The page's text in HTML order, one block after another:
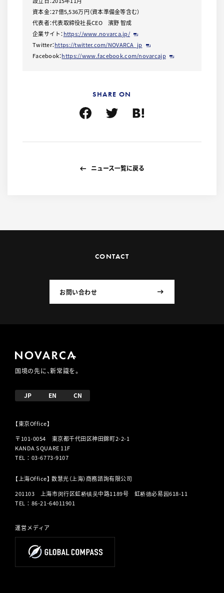
SHARE ON
資本金：27億5,536万円（資本準備金等含む）
代表者：代表取締役社長CEO 濱野 智成
企業サイト：https://www.novarca.jp/
Twitter：https://twitter.com/NOVARCA_jp
Facebook：https://www.facebook.com/novarcajp
ニュース一覧に戻る
CONTACT
お問い合わせ
国境の先に、新常識を。
JP EN CN
【東京Office】
〒101-0054 東京都千代田区神田錦町2-2-1
KANDA SQUARE 11F
TEL ： 03-6773-9107
【上海Office】 数慧光（上海）商務諮詢有限公司
201103 上海市闵行区虹桥镇吴中路1189号 虹桥德必易园618-11
TEL ： 86-21-64011901
運営メディア